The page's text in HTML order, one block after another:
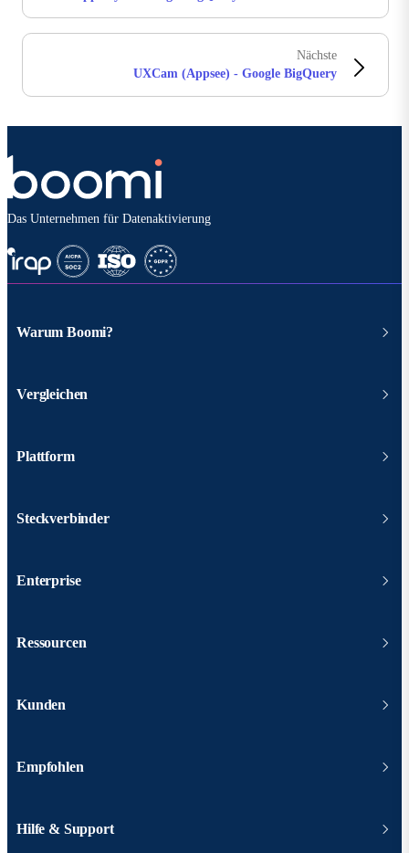
Nächste
UXCam (Appsee) - Google BigQuery
Das Unternehmen für Datenaktivierung
Warum Boomi?
Vergleichen
Plattform
Steckverbinder
Enterprise
Ressourcen
Kunden
Empfohlen
Hilfe & Support